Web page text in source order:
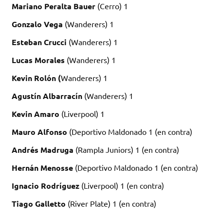
Mariano Peralta Bauer (Cerro) 1
Gonzalo Vega (Wanderers) 1
Esteban Crucci (Wanderers) 1
Lucas Morales (Wanderers) 1
Kevin Rolón (Wanderers) 1
Agustín Albarracín (Wanderers) 1
Kevin Amaro (Liverpool) 1
Mauro Alfonso (Deportivo Maldonado 1 (en contra)
Andrés Madruga (Rampla Juniors) 1 (en contra)
Hernán Menosse (Deportivo Maldonado 1 (en contra)
Ignacio Rodríguez (Liverpool) 1 (en contra)
Tiago Galletto (River Plate) 1 (en contra)